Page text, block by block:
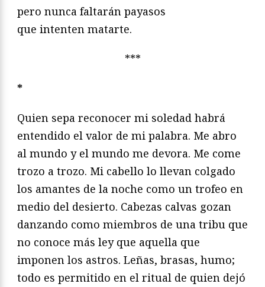
pero nunca faltarán payasos
que intenten matarte.
***
*
Quien sepa reconocer mi soledad habrá
entendido el valor de mi palabra. Me abro
al mundo y el mundo me devora. Me come
trozo a trozo. Mi cabello lo llevan colgado
los amantes de la noche como un trofeo en
medio del desierto. Cabezas calvas gozan
danzando como miembros de una tribu que
no conoce más ley que aquella que
imponen los astros. Leñas, brasas, humo;
todo es permitido en el ritual de quien dejó